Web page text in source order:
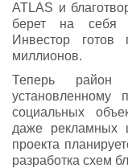
ATLAS и
берет на себя
Инвестор
миллионов.
Теперь район
установленному
социальных
даже рекламных
проекта
разработка схем